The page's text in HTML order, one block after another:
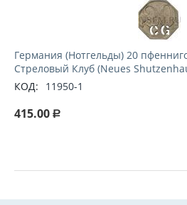
Германия (Нотгельды) 20
Стреловый Клуб (Neues
КОД:
11950-1
415.00 Р